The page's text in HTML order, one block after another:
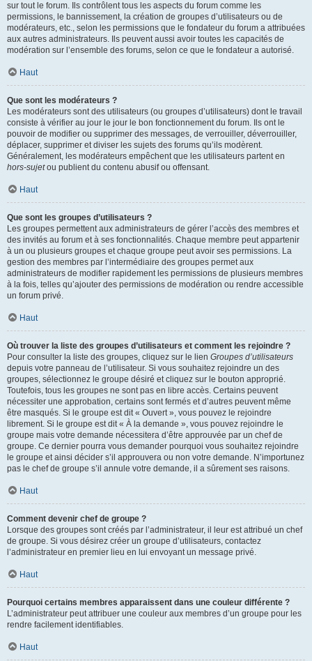
sur tout le forum. Ils contrôlent tous les aspects du forum comme les
permissions, le bannissement, la création de groupes d’utilisateurs ou de
modérateurs, etc., selon les permissions que le fondateur du forum a attribuées
aux autres administrateurs. Ils peuvent aussi avoir toutes les capacités de
modération sur l’ensemble des forums, selon ce que le fondateur a autorisé.
Haut
Que sont les modérateurs ?
Les modérateurs sont des utilisateurs (ou groupes d’utilisateurs) dont le travail
consiste à vérifier au jour le jour le bon fonctionnement du forum. Ils ont le
pouvoir de modifier ou supprimer des messages, de verrouiller, déverrouiller,
déplacer, supprimer et diviser les sujets des forums qu’ils modèrent.
Généralement, les modérateurs empêchent que les utilisateurs partent en
hors-sujetou publient du contenu abusif ou offensant.
Haut
Que sont les groupes d’utilisateurs ?
Les groupes permettent aux administrateurs de gérer l’accès des membres et
des invités au forum et à ses fonctionnalités. Chaque membre peut appartenir
à un ou plusieurs groupes et chaque groupe peut avoir ses permissions. La
gestion des membres par l’intermédiaire des groupes permet aux
administrateurs de modifier rapidement les permissions de plusieurs membres
à la fois, telles qu’ajouter des permissions de modération ou rendre accessible
un forum privé.
Haut
Où trouver la liste des groupes d’utilisateurs et comment les rejoindre ?
Pour consulter la liste des groupes, cliquez sur le lien Groupes d’utilisateurs
depuis votre panneau de l’utilisateur. Si vous souhaitez rejoindre un des
groupes, sélectionnez le groupe désiré et cliquez sur le bouton approprié.
Toutefois, tous les groupes ne sont pas en libre accès. Certains peuvent
nécessiter une approbation, certains sont fermés et d’autres peuvent même
être masqués. Si le groupe est dit « Ouvert », vous pouvez le rejoindre
librement. Si le groupe est dit « À la demande », vous pouvez rejoindre le
groupe mais votre demande nécessitera d’être approuvée par un chef de
groupe. Ce dernier pourra vous demander pourquoi vous souhaitez rejoindre
le groupe et ainsi décider s’il approuvera ou non votre demande. N’importunez
pas le chef de groupe s’il annule votre demande, il a sûrement ses raisons.
Haut
Comment devenir chef de groupe ?
Lorsque des groupes sont créés par l’administrateur, il leur est attribué un chef
de groupe. Si vous désirez créer un groupe d’utilisateurs, contactez
l’administrateur en premier lieu en lui envoyant un message privé.
Haut
Pourquoi certains membres apparaissent dans une couleur différente ?
L’administrateur peut attribuer une couleur aux membres d’un groupe pour les
rendre facilement identifiables.
Haut